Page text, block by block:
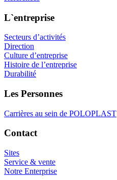
L`entreprise
Secteurs d’activités
Direction
Culture d’entreprise
Histoire de l’entreprise
Durabilité
Les Personnes
Carrières au sein de POLOPLAST
Contact
Sites
Service & vente
Notre Enterprise